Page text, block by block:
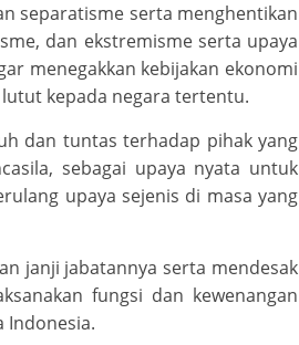
separatisme serta menghentikan
dan ekstremisme serta upaya
menegakkan kebijakan ekonomi
kepada negara tertentu.
dan tuntas terhadap pihak yang
sebagai upaya nyata untuk
upaya sejenis di masa yang
janji jabatannya serta mendesak
fungsi dan kewenangan
Indonesia.